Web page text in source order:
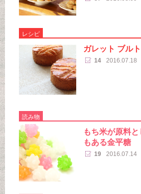
レシピ
ガレット ブル
14 2016.07.18
読み物
もち米が原料
もある金平糖
19 2016.07.14